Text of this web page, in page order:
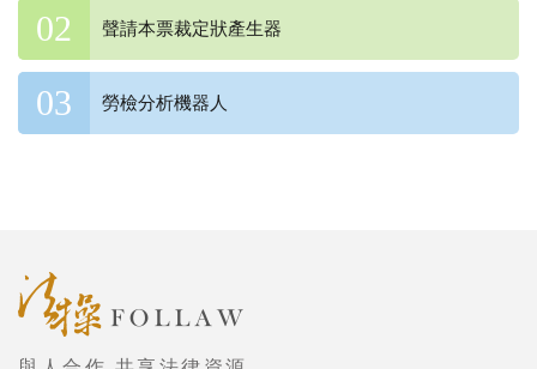
聲請本票裁定狀產生器
勞檢分析機器人